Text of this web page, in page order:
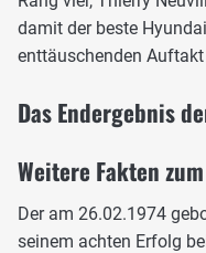
damit der beste
enttäuschenden Auftakt
Das Endergebnis
Weitere Fakten
Der am 26.02.1974
seinem achten Erfolg